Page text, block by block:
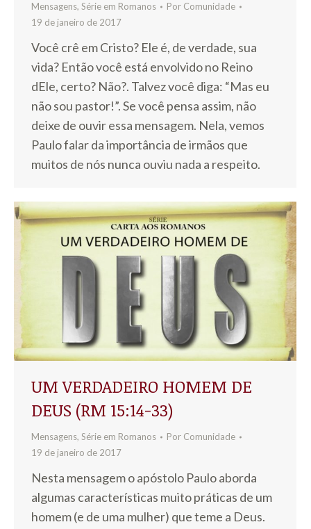
Mensagens, Série em Romanos Por Comunidade
19 de janeiro de 2017
Você crê em Cristo? Ele é, de verdade, sua
vida? Então você está envolvido no Reino
dEle, certo? Não?. Talvez você diga: “Mas eu
não sou pastor!”. Se você pensa assim, não
deixe de ouvir essa mensagem. Nela, vemos
Paulo falar da importância de irmãos que
muitos de nós nunca ouviu nada a respeito.
UM VERDADEIRO HOMEM DE
DEUS (RM 15:14-33)
Mensagens, Série em Romanos Por Comunidade
19 de janeiro de 2017
Nesta mensagem o apóstolo Paulo aborda
algumas características muito práticas de um
homem (e de uma mulher) que teme a Deus.